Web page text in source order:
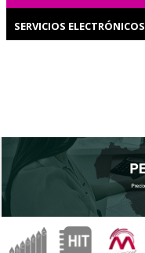
SERVICIOS ELECTRÓNICOS